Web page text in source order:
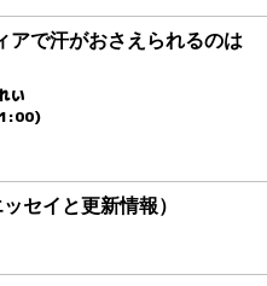
アで汗がおさえられるのは
い
セイと更新情報）